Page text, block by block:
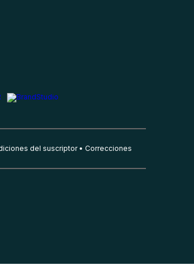
del suscriptor Correcciones